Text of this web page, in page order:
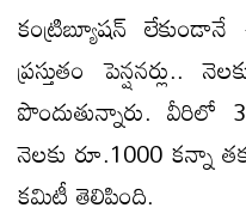
కంట్రిబ్యూషన్
ప్రస్తుతం పెన్షనర్లు..
పొందుతున్నారు. వీరిలో
నెలకు రూ.1000 కన్నా
కమిటీ తెలిపింది.